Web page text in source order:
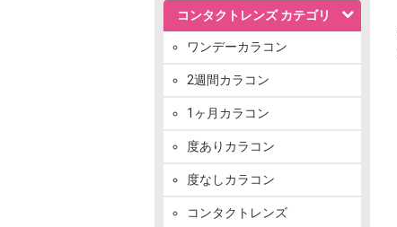
コンタクトレンズ カテゴリ
ワンデーカラコン
2週間カラコン
1ヶ月カラコン
度ありカラコン
度なしカラコン
コンタクトレンズ